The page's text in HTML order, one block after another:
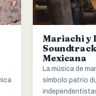
Mariachi y
Mexicana
La música de
símbolo patrio